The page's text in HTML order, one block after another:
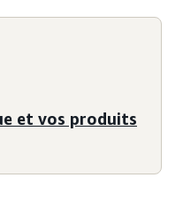
et vos produits